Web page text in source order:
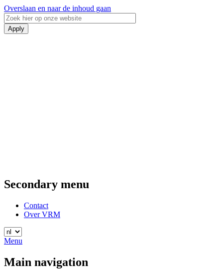
Overslaan en naar de inhoud gaan
Secondary menu
Contact
Over VRM
Menu
Main navigation